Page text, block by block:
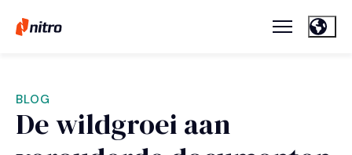
BLOG
De wildgroei aan